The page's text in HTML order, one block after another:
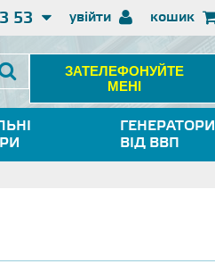
увійти
53 кошик
ЗАТЕЛЕФОНУЙТЕ
МЕНІ
ГЕНЕРАТОРИ
ВІД ВВП